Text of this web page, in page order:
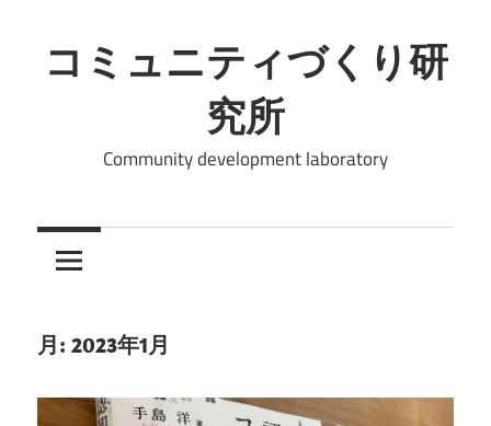
ン
テ
キ
コミュニティづくり研
究所
Community development laboratory
月: 2023年1月